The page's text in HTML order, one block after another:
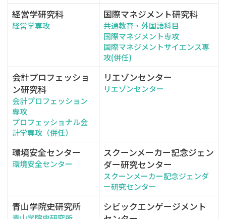
経営学研究科
経営学専攻
国際マネジメント研究科
共通教育・外国語科目
国際マネジメント専攻
国際マネジメントサイエンス専
攻(併任)
会計プロフェッショ
ン研究科
会計プロフェッション
専攻
プロフェッショナル会
計学専攻（併任）
リエゾンセンター
リエゾンセンター
環境安全センター
環境安全センター
スクーンメーカー記念ジェン
ダー研究センター
スクーンメーカー記念ジェンダ
ー研究センター
青山学院史研究所
シビックエンゲージメント